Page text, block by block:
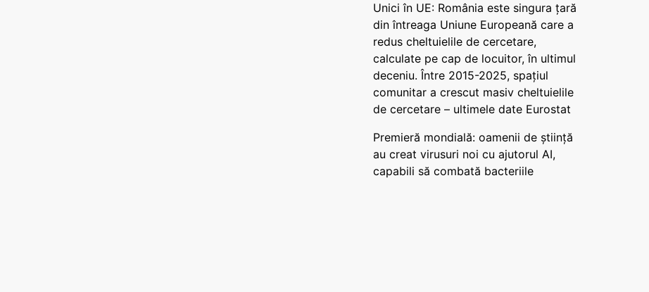
Unici în UE: România este singura țară
din întreaga Uniune Europeană care a
redus cheltuielile de cercetare,
calculate pe cap de locuitor, în ultimul
deceniu. Între 2015-2025, spațiul
comunitar a crescut masiv cheltuielile
de cercetare – ultimele date Eurostat
Premieră mondială: oamenii de știință
au creat virusuri noi cu ajutorul AI,
capabili să combată bacteriile